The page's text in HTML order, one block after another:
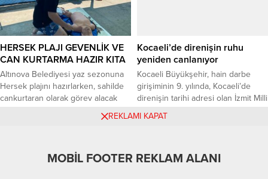
Büyükşehir Belediyesi ev
sahipliğinde 19 ilçeden gelen
ihtiyaç sahibi 110 kişilik aile Ünye
Çınarsuyu...
gerçekleştirilen sistem sayesinde,
küçük parklar tek noktadan, büyük
parklar ise 3 farklı noktadan sürekli
izlenecek....
HERSEK PLAJI GEVENLİK VE
CAN KURTARMA HAZIR KITA
Altınova Belediyesi yaz sezonuna
Hersek plajını hazırlarken, sahilde
cankurtaran olarak görev alacak
ediliyor. Hersek sahilinin
Kocaeli’de direnişin ruhu
yeniden canlanıyor
Kocaeli Büyükşehir, hain darbe
girişiminin 9. yılında, Kocaeli’de
direnişin tarihi adresi olan İzmit Milli
programı düzenleyecek. KOCAELİ
yıldönümünde “Kardan Aydınlık”
11 Temmuz 2025 12:39
REKLAMI KAPAT
MOBİL FOOTER REKLAM ALANI